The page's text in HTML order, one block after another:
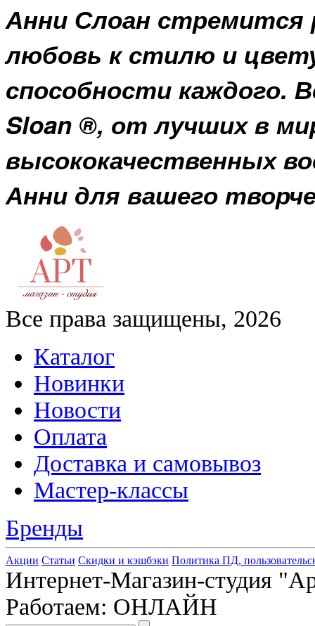
Анни Слоан стремится
любовь к стилю и
способности каждого.
Sloan ®, от лучших в
высококачественных
Анни для вашего
Все права защищены, 2026
Каталог
Новинки
Новости
Оплата
Доставка и самовывоз
Мастер-классы
Бренды
Акции Статьи Скидки и кэшбэки Политика ПД,
Интернет-Магазин-студия
Работаем: ОНЛАЙН